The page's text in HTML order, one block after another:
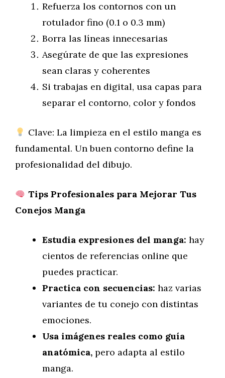
Refuerza los contornos con un
rotulador fino (0.1 o 0.3 mm)
Borra las líneas innecesarias
Asegúrate de que las expresiones
sean claras y coherentes
Si trabajas en digital, usa capas para
separar el contorno, color y fondos
Clave: La limpieza en el estilo manga es
fundamental. Un buen contorno define la
profesionalidad del dibujo.
Tips Profesionales para Mejorar Tus
Conejos Manga
Estudia expresiones del manga: hay
cientos de referencias online que
puedes practicar.
Practica con secuencias: haz varias
variantes de tu conejo con distintas
emociones.
Usa imágenes reales como guía
anatómica, pero adapta al estilo
manga.